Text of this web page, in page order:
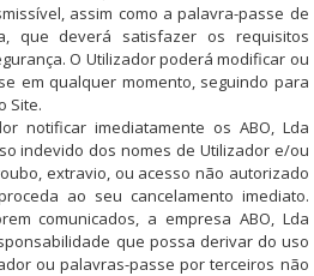
assim como a palavra-passe de
que deverá satisfazer os requisitos
O Utilizador poderá modificar ou
em qualquer momento, seguindo para
Site.
notificar imediatamente os ABO, Lda
indevido dos nomes de Utilizador e/ou
extravio, ou acesso não autorizado
ao seu cancelamento imediato.
comunicados, a empresa ABO, Lda
que possa derivar do uso
ou palavras-passe por terceiros não